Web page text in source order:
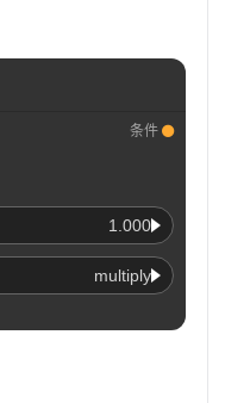
条件
1.000
multiply